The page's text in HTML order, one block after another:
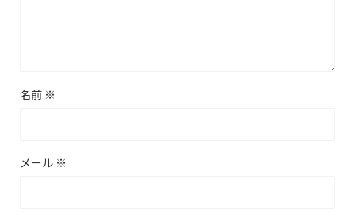
名前 ※
メール ※